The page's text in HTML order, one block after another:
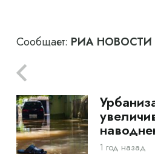
Сообщает: РИА НОВОСТИ
1 год назад